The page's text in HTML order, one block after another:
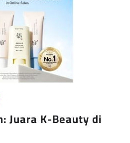
Juara K-Beauty di